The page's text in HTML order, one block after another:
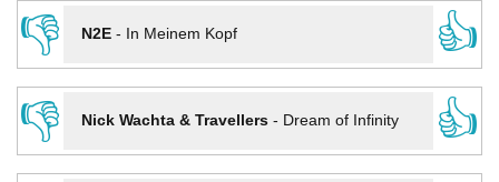
👎
N2E- In Meinem Kopf
👍
👎
Nick Wachta & Travellers- Dream of Infinity
👍